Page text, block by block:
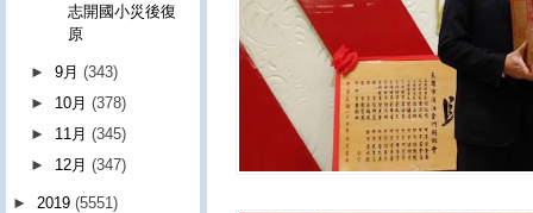
志開國小災後復
原
►9月(343)
► 10月(378)
► 11月(345)
► 12月(347)
► 2019 (5551)